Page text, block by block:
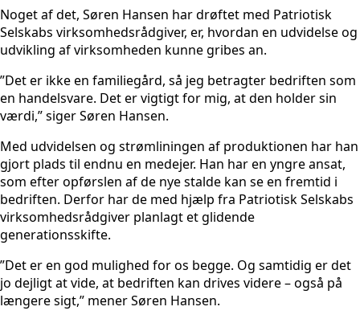
Noget af det, Søren Hansen har drøftet med Patriotisk
Selskabs virksomhedsrådgiver, er, hvordan en udvidelse og
udvikling af virksomheden kunne gribes an.
”Det er ikke en familiegård, så jeg betragter bedriften som
en handelsvare. Det er vigtigt for mig, at den holder sin
værdi,” siger Søren Hansen.
Med udvidelsen og strømliningen af produktionen har han
gjort plads til endnu en medejer. Han har en yngre ansat,
som efter opførslen af de nye stalde kan se en fremtid i
bedriften. Derfor har de med hjælp fra Patriotisk Selskabs
virksomhedsrådgiver planlagt et glidende
generationsskifte.
”Det er en god mulighed for os begge. Og samtidig er det
jo dejligt at vide, at bedriften kan drives videre – også på
længere sigt,” mener Søren Hansen.